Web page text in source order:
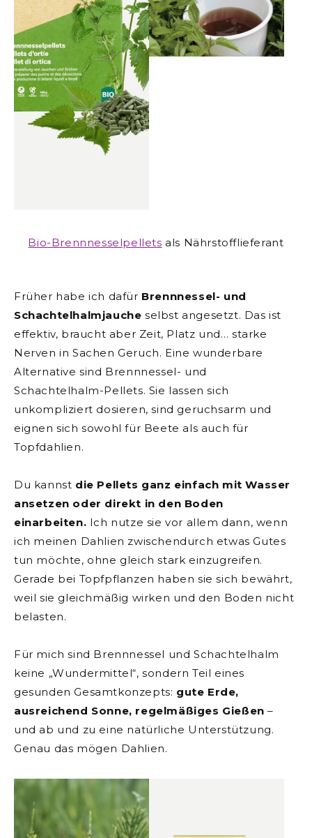
Bio-Brennnesselpellets als Nährstofflieferant
Früher habe ich dafür Brennnessel- und
Schachtelhalmjauche selbst angesetzt. Das ist
effektiv, braucht aber Zeit, Platz und… starke
Nerven in Sachen Geruch. Eine wunderbare
Alternative sind Brennnessel- und
Schachtelhalm-Pellets. Sie lassen sich
unkompliziert dosieren, sind geruchsarm und
eignen sich sowohl für Beete als auch für
Topfdahlien.
Du kannst die Pellets ganz einfach mit Wasser
ansetzen oder direkt in den Boden
einarbeiten. Ich nutze sie vor allem dann, wenn
ich meinen Dahlien zwischendurch etwas Gutes
tun möchte, ohne gleich stark einzugreifen.
Gerade bei Topfpflanzen haben sie sich bewährt,
weil sie gleichmäßig wirken und den Boden nicht
belasten.
Für mich sind Brennnessel und Schachtelhalm
keine „Wundermittel“, sondern Teil eines
gesunden Gesamtkonzepts: gute Erde,
ausreichend Sonne, regelmäßiges Gießen –
und ab und zu eine natürliche Unterstützung.
Genau das mögen Dahlien.